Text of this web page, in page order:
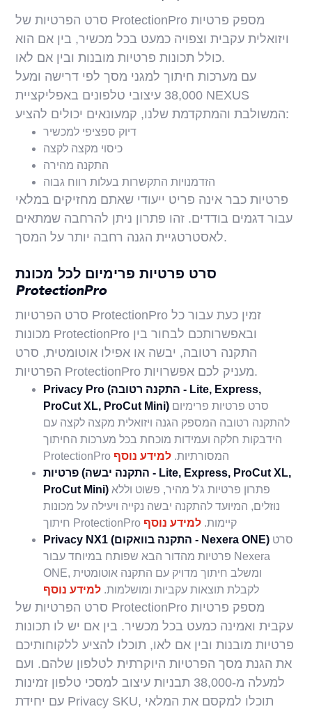
סרט הפרטיות של ProtectionPro מספק פרטיות
ויזואלית עקבית וצפויה כמעט בכל מכשיר, בין אם הוא
כולל תכונות פרטיות מובנות ובין אם לאו.
עם מערכות חיתוך למגני מסך לפי דרישה ומעל
38,000 עיצובי טלפונים באפליקציית NEXUS
המשולבת והמתקדמת שלנו, קמעונאים יכולים להציע:
דיוק ספציפי למכשיר
כיסוי מקצה לקצה
התקנה מהירה
הזדמנויות התקשרות בעלות רווח גבוה
פרטיות כבר אינה פריט ייעודי שאתם מחזיקים במלאי
עבור דגמים בודדים. זהו פתרון ניתן להרחבה שמתאים
לאסטרטגיית הגנה רחבה יותר על המסך.
סרט פרטיות פרימיום לכל מכונת
ProtectionPro
סרט הפרטיות ProtectionPro זמין כעת עבור כל
מכונות ProtectionPro ובאפשרותכם לבחור בין
התקנה רטובה, יבשה או אפילו אוטומטית, סרט
הפרטיות ProtectionPro מעניק לכם אפשרויות.
Privacy Pro (התקנה רטובה - Lite, Express,
ProCut XL, ProCut Mini)
להתקנה רטובה המספק הגנה ויזואלית מקצה לקצה עם
הידבקות חלקה ועמידות מוכחת בכל מערכות החיתוך
ProtectionPro המסורתיות. למידע נוסף
פרטיות (התקנה יבשה - Lite, Express, ProCut XL,
ProCut Mini)
נוזלים, המיועד להתקנה יבשה נקייה ויעילה על מכונות
חיתוך ProtectionPro קיימות. למידע נוסף
Privacy NX1 (התקנה בוואקום - Nexera ONE)
פרטיות מהדור הבא שפותח במיוחד עבור Nexera
ONE, ומשלב חיתוך מדויק עם התקנה אוטומטית
לקבלת תוצאות עקביות ומושלמות. למידע נוסף
סרט הפרטיות של ProtectionPro מספק פרטיות
עקבית ואמינה כמעט בכל מכשיר. בין אם יש לו תכונות
פרטיות מובנות ובין אם לאו, תוכלו להציע ללקוחותיכם
את הגנת מסך הפרטיות היוקרתית לטלפון שלהם. ועם
למעלה מ-38,000 תבניות עיצוב למסכי טלפון זמינות
עם יחידת Privacy SKU, תוכלו למקסם את המלאי